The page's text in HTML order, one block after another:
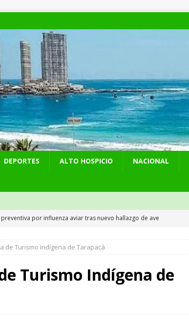
DEPORTES ALTO HOSPICIO NACIONAL
por influenza aviar tras nuevo hallazgo de ave
detiene a pareja por microtráfico en el centro de Iquique
millonarios en el Gobierno: 46 funcionarios de
de Turismo Indígena de Tarapacá
Turismo Indígena de